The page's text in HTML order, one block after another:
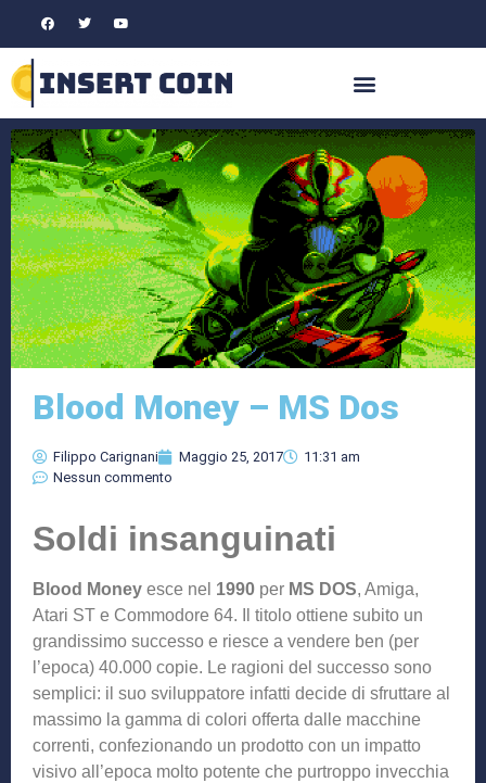
Blood Money – MS Dos
Filippo Carignani Maggio 25, 2017
11:31 am
Nessun commento
Soldi insanguinati
Blood Money esce nel 1990 per MS DOS, Amiga,
Atari ST e Commodore 64. Il titolo ottiene subito un
grandissimo successo e riesce a vendere ben (per
l’epoca) 40.000 copie. Le ragioni del successo sono
semplici: il suo sviluppatore infatti decide di sfruttare al
massimo la gamma di colori offerta dalle macchine
correnti, confezionando un prodotto con un impatto
visivo all’epoca molto potente che purtroppo invecchia